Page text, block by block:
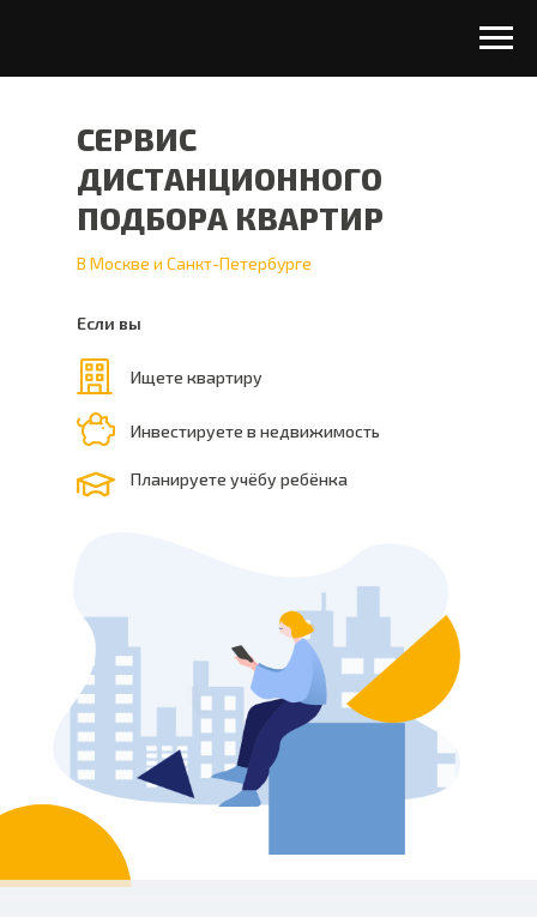
СЕРВИС
ДИСТАНЦИОННОГО
ПОДБОРА КВАРТИР
В Москве и Санкт-Петербурге
Если вы
Ищете квартиру
Инвестируете в недвижимость
Планируете учёбу ребёнка